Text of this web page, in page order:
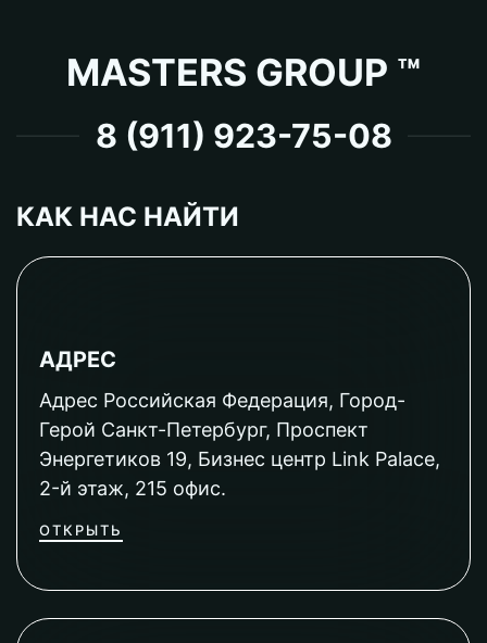
MASTERS GROUP ™
8 (911) 923-75-08
КАК НАС НАЙТИ
АДРЕС
Адрес Российская Федерация, Город-
Герой Санкт-Петербург, Проспект
Энергетиков 19, Бизнес центр Link Palace,
2-й этаж, 215 офис.
ОТКРЫТЬ